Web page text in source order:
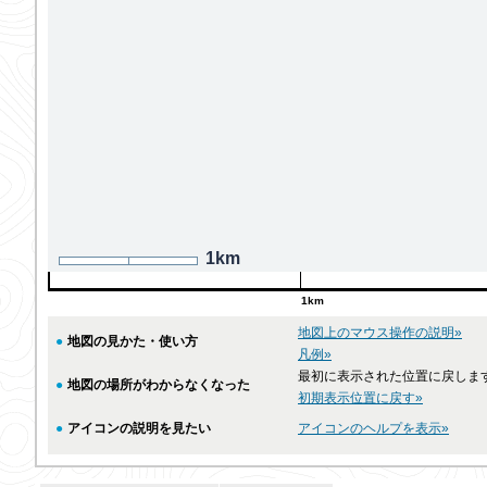
1km
1km
● 地図の見かた・使い方
地図上のマウス操作の説明»
凡例»
● 地図の場所がわからなくなった
最初に表示された位置に戻しま
初期表示位置に戻す»
● アイコンの説明を見たい アイコンのヘルプを表示»